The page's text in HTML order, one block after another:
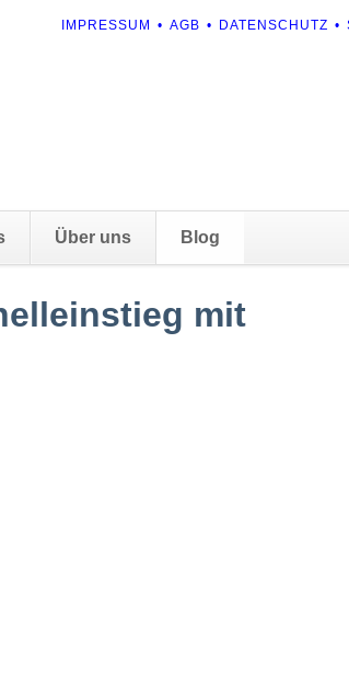
NAVIGATION
IMPRESSUM AGB DATENSCHUTZ
Über uns Blog
mit